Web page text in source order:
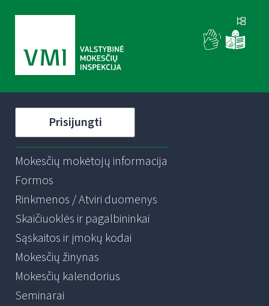
Prisijungti
Mokesčių mokėtojų informacija
Formos
Rinkmenos / Atviri duomenys
Skaičiuoklės ir pagalbininkai
Sąskaitos ir įmokų kodai
Mokesčių žinynas
Mokesčių kalendorius
Seminarai